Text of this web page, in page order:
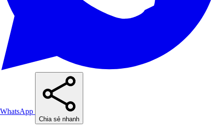
WhatsApp
Chia sẻ nhanh